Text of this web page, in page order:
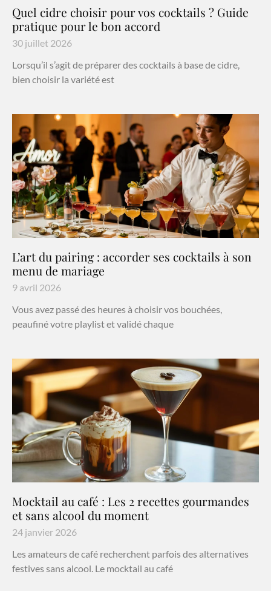
Quel cidre choisir pour vos cocktails ? Guide
pratique pour le bon accord
30 juillet 2026
Lorsqu’il s’agit de préparer des cocktails à base de cidre,
bien choisir la variété est
L’art du pairing : accorder ses cocktails à son
menu de mariage
9 avril 2026
Vous avez passé des heures à choisir vos bouchées,
peaufiné votre playlist et validé chaque
Mocktail au café : Les 2 recettes gourmandes
et sans alcool du moment
24 janvier 2026
Les amateurs de café recherchent parfois des alternatives
festives sans alcool. Le mocktail au café